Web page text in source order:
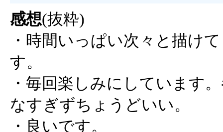
感想(抜粋)
・時間いっぱい次々と描け
す。
・毎回楽しみにしています
なすぎずちょうどいい。
・良いです。